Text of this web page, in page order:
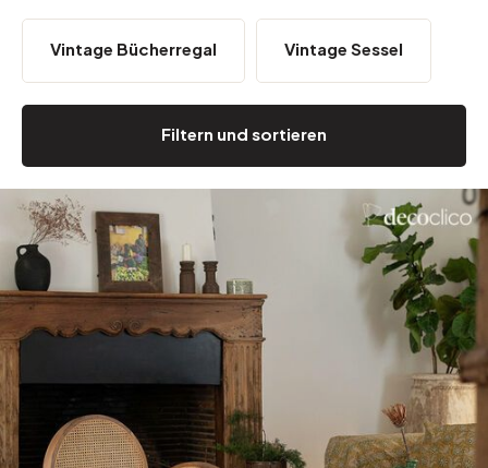
Filtern und sortieren
Vintage Bücherregal Vintage Sessel